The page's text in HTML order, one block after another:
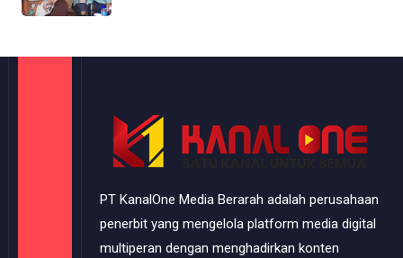
PT KanalOne Media Berarah adalah perusahaan
penerbit yang mengelola platform media digital
multiperan dengan menghadirkan konten